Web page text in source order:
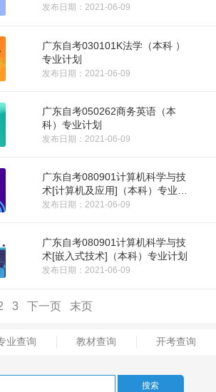
发布日期：2021-06-09
广东自考030101K法学（本科 ）
专业计划
发布日期：2021-06-09
广东自考050262商务英语（本
科）专业计划
发布日期：2021-06-09
广东自考080901计算机科学与技
术[计算机及应用]（本科）专业计
划
发布日期：2021-06-09
广东自考080901计算机科学与技
术[嵌入式技术]（本科）专业计划
发布日期：2021-06-09
3 下一页 末页
业查询 教材查询 开考查询